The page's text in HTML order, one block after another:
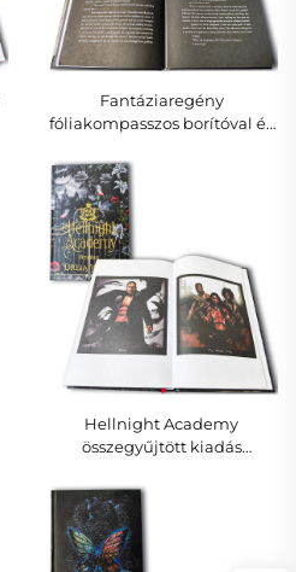
Fantáziaregény
fóliakompasszos borítóval és
Hellnight Academy
összegyűjtött kiadás
különkiadás aranyfóliával és
fekete oldalélekkel